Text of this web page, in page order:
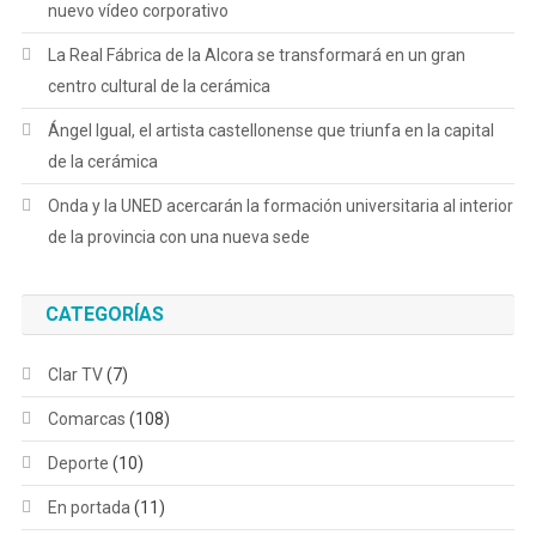
nuevo vídeo corporativo
La Real Fábrica de la Alcora se transformará en un gran
centro cultural de la cerámica
Ángel Igual, el artista castellonense que triunfa en la capital
de la cerámica
Onda y la UNED acercarán la formación universitaria al interior
de la provincia con una nueva sede
CATEGORÍAS
Clar TV(7)
Comarcas (108)
Deporte (10)
En portada (11)